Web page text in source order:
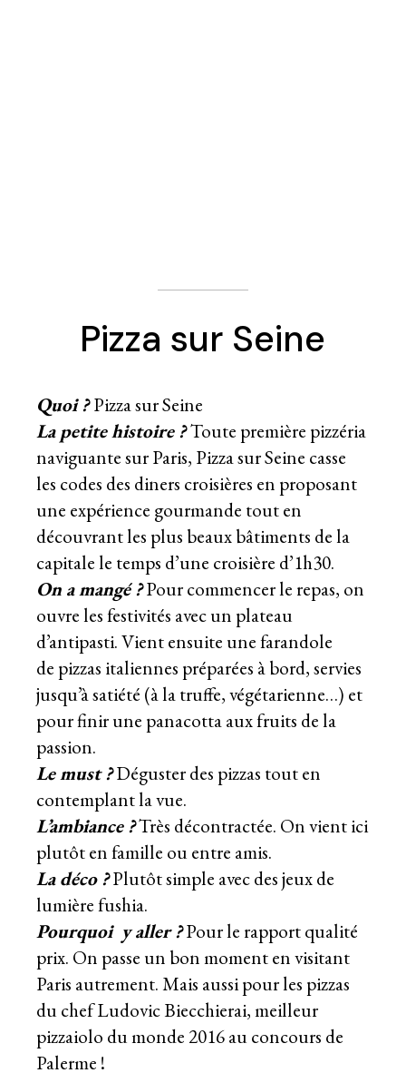
Pizza sur Seine
Quoi ?Pizza sur Seine
La petite histoire ?Toute première pizzéria
naviguante sur Paris, Pizza sur Seine casse
les codes des diners croisières en proposant
une expérience gourmande tout en
découvrant les plus beaux bâtiments de la
capitale le temps d’une croisière d’1h30.
On a mangé ?Pour commencer le repas, on
ouvre les festivités avec un plateau
d’antipasti. Vient ensuite une farandole
de pizzas italiennes préparées à bord, servies
jusqu’à satiété (à la truffe, végétarienne…) et
pour finir une panacotta aux fruits de la
passion.
Le must ?Déguster des pizzas tout en
contemplant la vue.
L’ambiance ?Très décontractée. On vient ici
plutôt en famille ou entre amis.
La déco ?Plutôt simple avec des jeux de
lumière fushia.
Pourquoi y aller ?Pour le rapport qualité
prix. On passe un bon moment en visitant
Paris autrement. Mais aussi pour les pizzas
du chefLudovic Biecchierai,meilleur
pizzaiolo du monde 2016 au concours de
Palerme !